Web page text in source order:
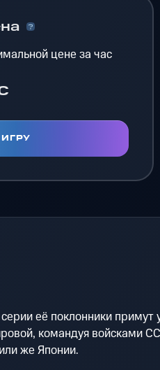
цене за час
её поклонники примут
командуя войсками
же Японии.